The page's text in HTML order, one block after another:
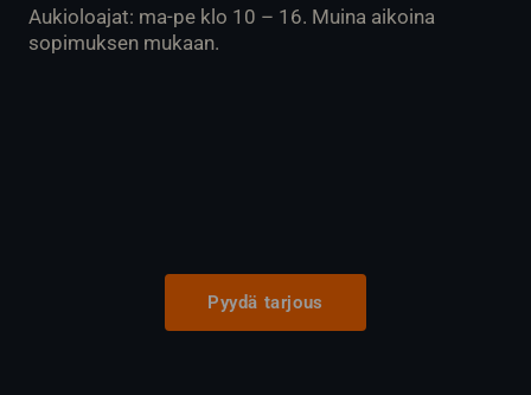
Aukioloajat: ma-pe klo 10 – 16. Muina aikoina
sopimuksen mukaan.
Pyydä tarjous